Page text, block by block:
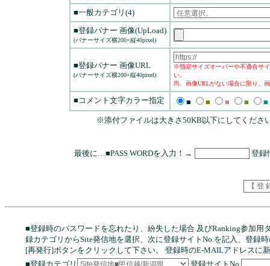
■一般カテゴリ(4)
■登録バナー 画像(UpLoad)
(バナーサイズ横200×縦40pixel)
■登録バナー 画像URL
(バナーサイズ横200×縦40pixel)
※指定サイズオーバーや不適合サ
い。
尚、画像URLがない場合に限り、
■コメント文字カラー指定 ■ ■ ■ ■
■
※添付ファイルは大きさ50KB以下にしてくださ
最後に…■PASS WORDを入力！→ 登録
■登録時のパスワードを忘れたり、紛失した場合 及びRanking参加
録カテゴリからSite発信地を選択、次に登録サイトNo.を記入、登録
[再発行]ボタンをクリックして下さい。 登録時のE-MAILアドレスに
■登録カテゴリ
登録サイトNo.